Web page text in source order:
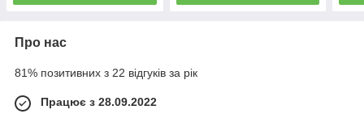
Про нас
81% позитивних з 22 відгуків за рік
Працює з 28.09.2022